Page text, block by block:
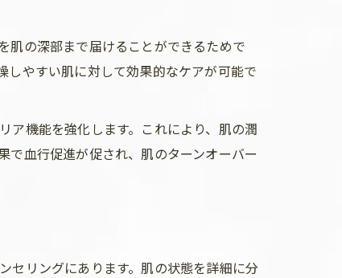
肌の深部まで届けることができるためで
しやすい肌に対して効果的なケアが可能で
ア機能を強化します。これにより、肌の潤
で血行促進が促され、肌のターンオーバー
セリングにあります。肌の状態を詳細に分